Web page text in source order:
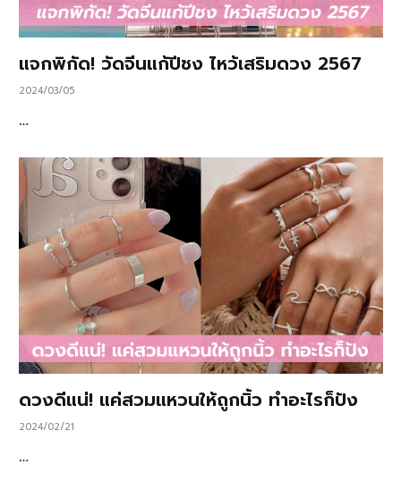
แจกพิกัด! วัดจีนแก้ปีชง ไหว้เสริมดวง 2567
2024/03/05
…
ดวงดีแน่! แค่สวมแหวนให้ถูกนิ้ว ทำอะไรก็ปัง
2024/02/21
…